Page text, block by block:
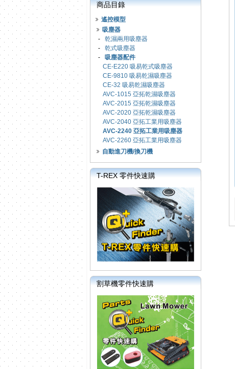
商品目錄
遙控模型
吸塵器
- 乾濕兩用吸塵器
- 乾式吸塵器
- 吸塵器配件
CE-E220 吸易乾式吸塵器
CE-9810 吸易乾濕吸塵器
CE-32 吸易乾濕吸塵器
AVC-1015 亞拓乾濕吸塵器
AVC-2015 亞拓乾濕吸塵器
AVC-2020 亞拓乾濕吸塵器
AVC-2040 亞拓工業用吸塵器
AVC-2240 亞拓工業用吸塵器
AVC-2260 亞拓工業用吸塵器
自動進刀機/換刀機
T-REX 零件快速購
割草機零件快速購